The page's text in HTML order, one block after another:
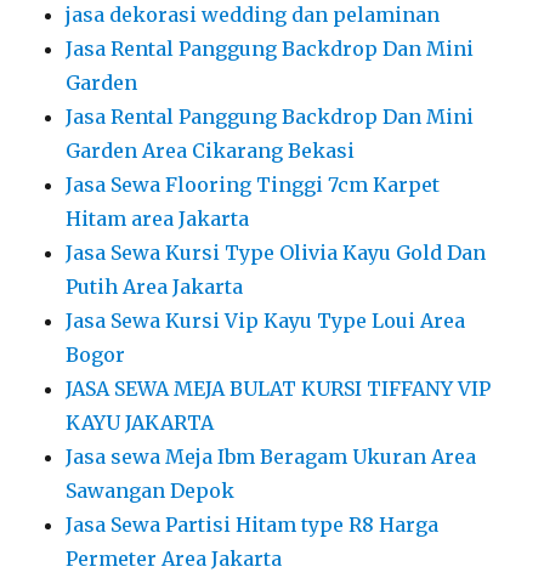
jasa dekorasi wedding dan pelaminan
Jasa Rental Panggung Backdrop Dan Mini
Garden
Jasa Rental Panggung Backdrop Dan Mini
Garden Area Cikarang Bekasi
Jasa Sewa Flooring Tinggi 7cm Karpet
Hitam area Jakarta
Jasa Sewa Kursi Type Olivia Kayu Gold Dan
Putih Area Jakarta
Jasa Sewa Kursi Vip Kayu Type Loui Area
Bogor
JASA SEWA MEJA BULAT KURSI TIFFANY VIP
KAYU JAKARTA
Jasa sewa Meja Ibm Beragam Ukuran Area
Sawangan Depok
Jasa Sewa Partisi Hitam type R8 Harga
Permeter Area Jakarta